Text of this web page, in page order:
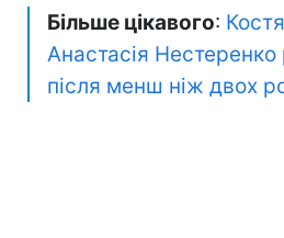
Більше цікавого:
Анастасія
після менш ніж двох